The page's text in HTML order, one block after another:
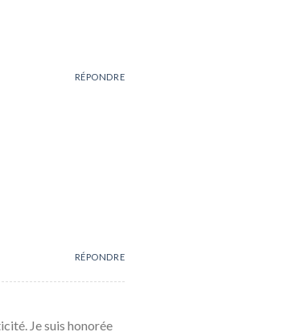
RÉPONDRE
RÉPONDRE
Je suis honorée